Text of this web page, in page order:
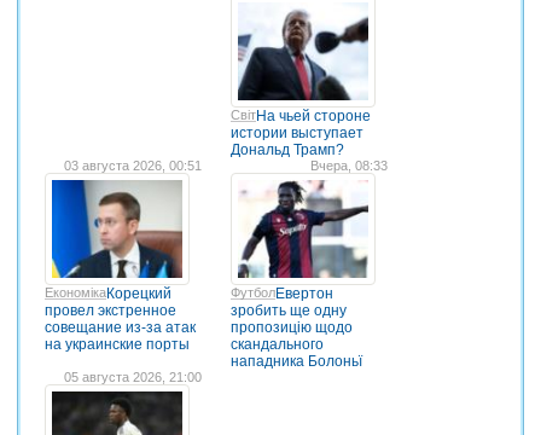
СвітНа чьей стороне
истории выступает
Дональд Трамп?
03 августа 2026, 00:51
ЕкономікаКорецкий
провел экстренное
совещание из-за атак
на украинские порты
Вчера, 08:33
ФутболЕвертон
зробить ще одну
пропозицію щодо
скандального
нападника Болоньї
05 августа 2026, 21:00